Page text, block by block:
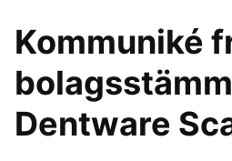
Kommuniké
Dentware